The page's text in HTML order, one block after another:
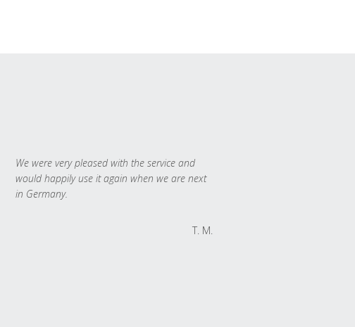
We were very pleased with the service and
would happily use it again when we are next
in Germany.
T. M.